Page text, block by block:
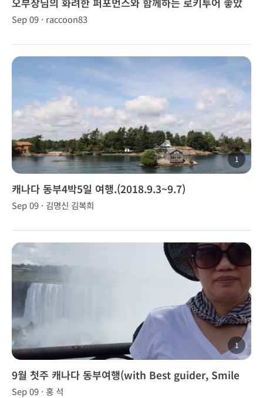
어요!
Sep 09 · raccoon83
1
캐나다 동부4박5일 여행.(2018.9.3~9.7)
Sep 09 · 김명신 김복희
1
9월 첫주 캐나다 동부여행(with Best guider, Smile
Yang)
Sep 09 · 홍 석